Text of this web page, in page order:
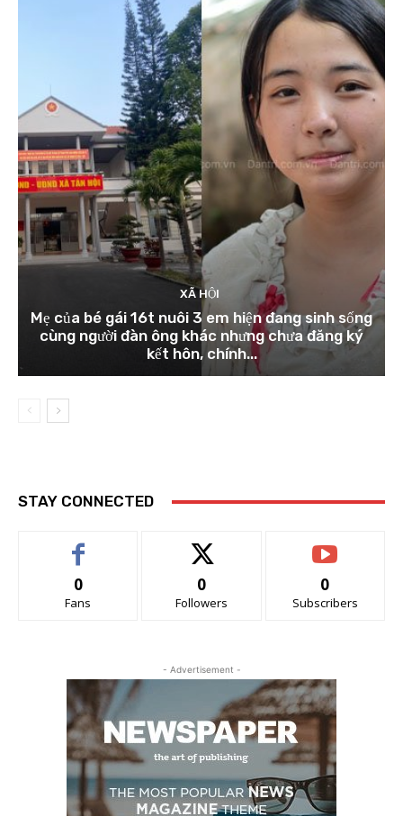
XÃ HỘI
Mẹ của bé gái 16t nuôi 3 em hiện đang sinh sống
cùng người đàn ông khác nhưng chưa đăng ký
kết hôn, chính...
STAY CONNECTED
0
Fans
0
Followers
0
Subscribers
- Advertisement -